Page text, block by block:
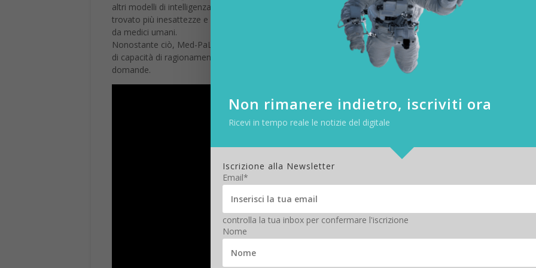
altri modelli di intelligenza artificiale. Secondo uno studio pubblicato da Google nel mese di maggio, i medici
trovato più inesattezze e informazioni non pertinenti nelle risposte di Med-PaLM 2 rispetto ad altre risposte
da medici umani.
Nonostante ciò, Med-PaLM 2 si è dimostrato altrettanto efficace o addirittura superiore ai medici umani in
di capacità di ragionamento, fornire risposte supportate dal consenso o mostrare una corretta comprensione
domande.
Non rimanere indietro, iscriviti ora
Ricevi in tempo reale le notizie del digitale
Iscrizione alla Newsletter
Email*
controlla la tua inbox per confermare l'iscrizione
Nome